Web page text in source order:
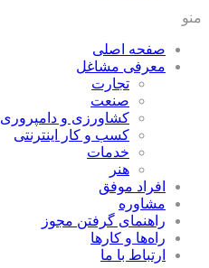
منو
صفحه اصلی
معرفی مشاغل
تجارت
صنعت
كشاورزی و دامپروری
كسب و كار اينترنتی
خدمات
هنر
افراد موفق
مشاوره
راهنمای گرفتن مجوز
راه‌ها و كارها
ارتباط با ما